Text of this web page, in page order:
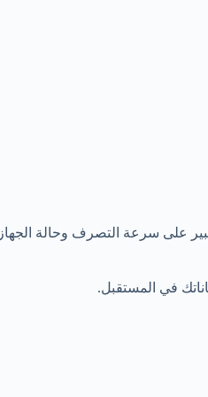
على سرعة التصرف وحالة
في المستقبل.